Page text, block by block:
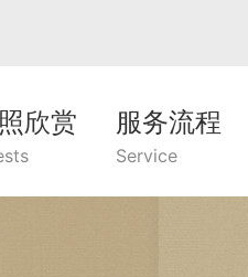
欣赏 服务流程
Service